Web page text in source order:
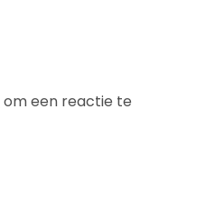
om een reactie te